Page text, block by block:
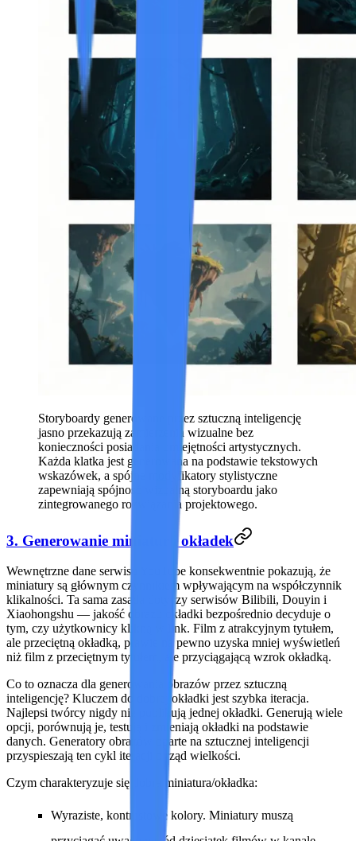
Storyboardy generowane przez sztuczną inteligencję
jasno przekazują zamierzenia wizualne bez
konieczności posiadania umiejętności artystycznych.
Każda klatka jest generowana na podstawie tekstowych
wskazówek, a spójne modyfikatory stylistyczne
zapewniają spójność wizualną storyboardu jako
zintegrowanego rozwiązania projektowego.
3. Generowanie miniatur i okładek
Wewnętrzne dane serwisu YouTube konsekwentnie pokazują, że
miniatury są głównym czynnikiem wpływającym na współczynnik
klikalności. Ta sama zasada dotyczy serwisów Bilibili, Douyin i
Xiaohongshu — jakość obrazu okładki bezpośrednio decyduje o
tym, czy użytkownicy klikną w link. Film z atrakcyjnym tytułem,
ale przeciętną okładką, prawie na pewno uzyska mniej wyświetleń
niż film z przeciętnym tytułem, ale przyciągającą wzrok okładką.
Co to oznacza dla generowania obrazów przez sztuczną
inteligencję? Kluczem do dobrej okładki jest szybka iteracja.
Najlepsi twórcy nigdy nie publikują jednej okładki. Generują wiele
opcji, porównują je, testują i zmieniają okładki na podstawie
danych. Generatory obrazów oparte na sztucznej inteligencji
przyspieszają ten cykl iteracji o rząd wielkości.
Czym charakteryzuje się dobra miniatura/okładka:
Wyraziste, kontrastowe kolory. Miniatury muszą